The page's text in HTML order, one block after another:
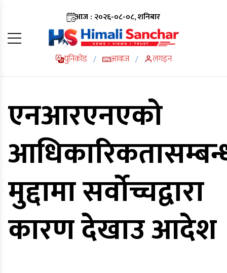
आज : २०२६-०८-०८, शनिबार
युनिकोड / आवाज / लगइन
एनआरएनएको
मुद्दामा सर्वोच्चद्वारा
कारण देखाउ आदेश